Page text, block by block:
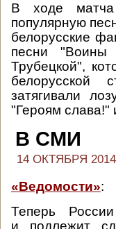
В ходе матча
популярную
белорусские
песни
Трубецкой",
белорусской
затягивали
"Героям
В СМИ
14 ОКТЯБРЯ 2014
«Ведомости»:
Теперь
и подлежит